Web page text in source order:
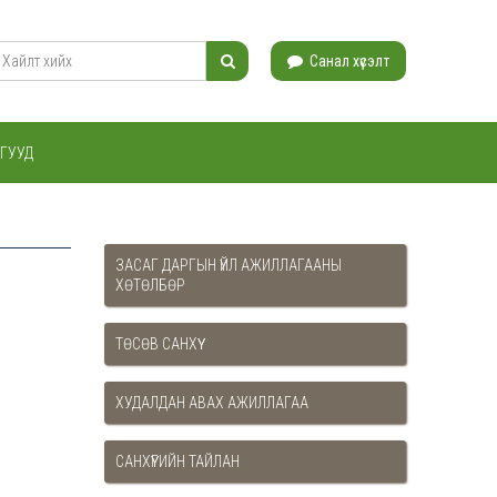
Санал хүсэлт
ЗАСАГ ДАРГЫН ҮЙЛ АЖИЛЛАГААНЫ
ХӨТӨЛБӨР
ТӨСӨВ САНХҮҮ
ХУДАЛДАН АВАХ АЖИЛЛАГАА
САНХҮҮГИЙН ТАЙЛАН